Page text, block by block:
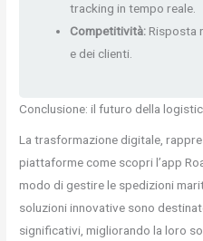
tracking in tempo reale.
Competitività: Risposta
e dei clienti.
Conclusione: il futuro della
La trasformazione digitale,
piattaforme come scopri l’app
modo di gestire le spedizioni
soluzioni innovative sono
significativi, migliorando la loro